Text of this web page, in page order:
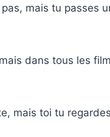
mais tu passes
dans tous les
mais toi tu